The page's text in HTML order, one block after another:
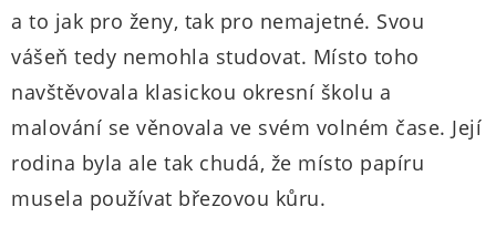
a to jak pro ženy, tak pro nemajetné. Svou
vášeň tedy nemohla studovat. Místo toho
navštěvovala klasickou okresní školu a
malování se věnovala ve svém volném čase. Její
rodina byla ale tak chudá, že místo papíru
musela používat březovou kůru.